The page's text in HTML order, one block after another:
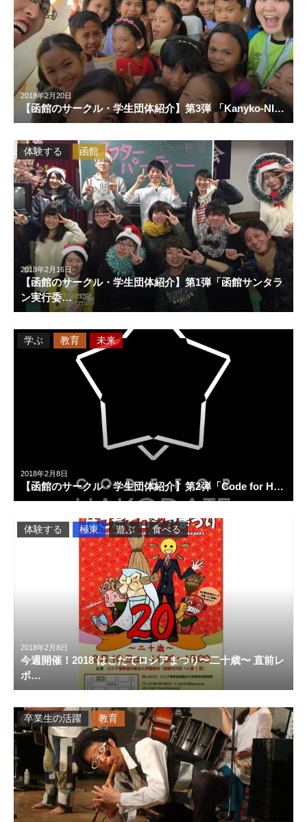
2018年2月20日
【函館のサークル・学生団体紹介】第3弾 「Kanyko-NI…
2018年2月16日
【函館のサークル・学生団体紹介】第1弾「函館サンタラ
ン実行委…
体験する 函館
2018年2月8日
【函館のサークル・学生団体紹介】第2弾「Code for H…
学ぶ 教育 未来
2018年2月8日
今週開催！2018 はこだてロシアまつり〜二十歳〜 直前レ
ポ…
体験する 極東 遊ぶ 食べる
卒業生の活躍 教育